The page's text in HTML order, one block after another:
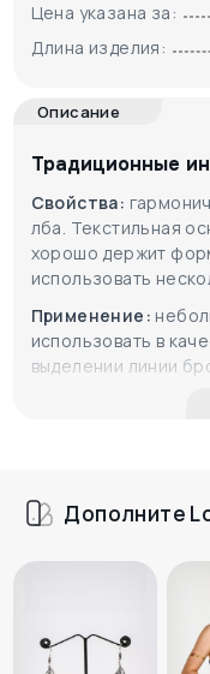
Цена указана за:
Длина изделия:
Описание
Традиционные
Свойства:
лба. Текстильная
хорошо держит
использовать
Применение:
использовать в
выделении линии
Дополните